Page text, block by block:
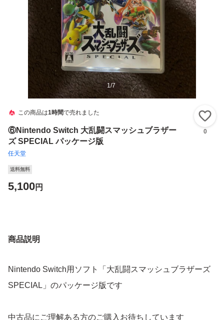
1/7
この商品は1時間で売れました
⑥Nintendo Switch 大乱闘スマッシュブラザー
ズ SPECIAL パッケージ版
任天堂
0
送料無料
5,100円
商品説明
Nintendo Switch用ソフト「大乱闘スマッシュブラザーズ
SPECIAL」のパッケージ版です
中古品にご理解ある方のご購入お待ちしています